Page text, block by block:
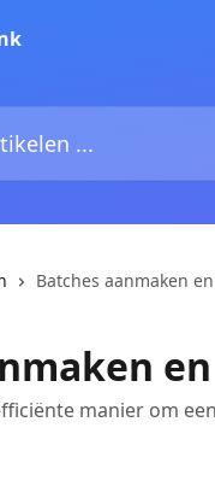
Batches aanmaken
manier om